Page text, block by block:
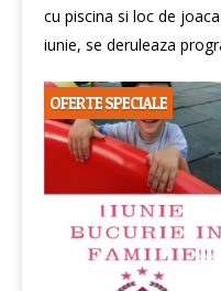
cu piscina si loc de
iunie, se deruleaza
OFERTE SPECIALE